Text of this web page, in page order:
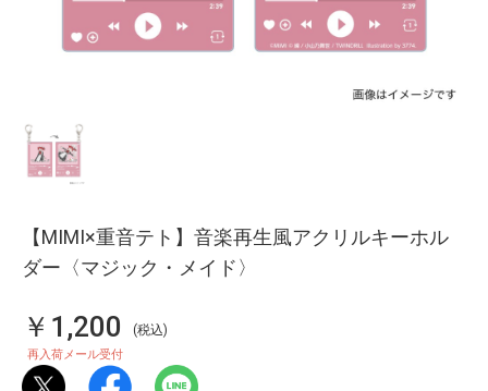
【MIMI×重音テト】音楽再生風アクリルキーホル
ダー〈マジック・メイド〉
￥1,200 (税込)
再入荷メール受付